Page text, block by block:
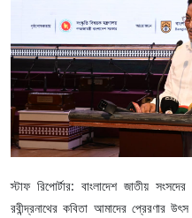
স্টাফ রিপোর্টার: বাংলাদেশ জাতীয়
রবীন্দ্রনাথের কবিতা আমাদের প্রেরণার